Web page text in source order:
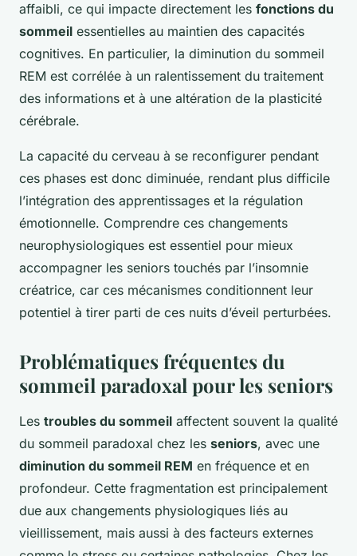
affaibli, ce qui impacte directement les fonctions du
sommeil essentielles au maintien des capacités
cognitives. En particulier, la diminution du sommeil
REM est corrélée à un ralentissement du traitement
des informations et à une altération de la plasticité
cérébrale.
La capacité du cerveau à se reconfigurer pendant
ces phases est donc diminuée, rendant plus difficile
l’intégration des apprentissages et la régulation
émotionnelle. Comprendre ces changements
neurophysiologiques est essentiel pour mieux
accompagner les seniors touchés par l’insomnie
créatrice, car ces mécanismes conditionnent leur
potentiel à tirer parti de ces nuits d’éveil perturbées.
Problématiques fréquentes du
sommeil paradoxal pour les seniors
Les troubles du sommeil affectent souvent la qualité
du sommeil paradoxal chez les seniors, avec une
diminution du sommeil REM en fréquence et en
profondeur. Cette fragmentation est principalement
due aux changements physiologiques liés au
vieillissement, mais aussi à des facteurs externes